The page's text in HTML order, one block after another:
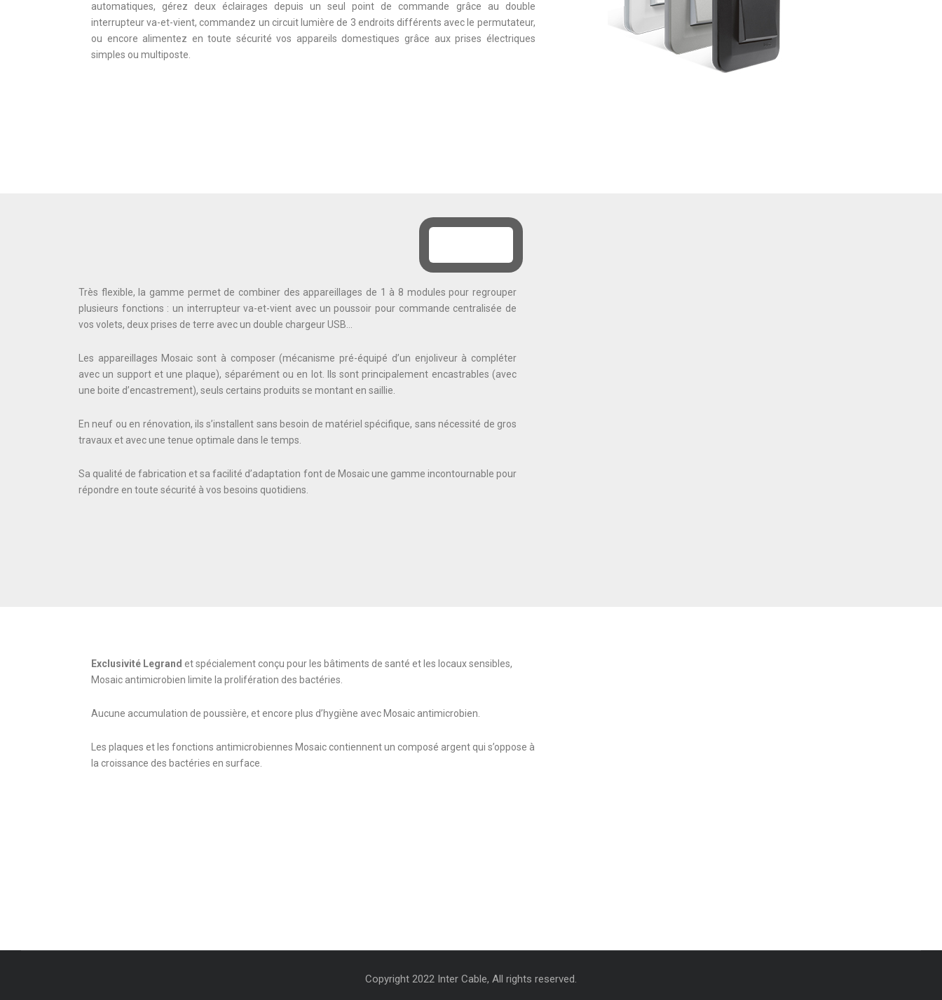
automatiques, gérez deux éclairages depuis un seul point de commande grâce au double
interrupteur va-et-vient, commandez un circuit lumière de 3 endroits différents avec le permutateur,
ou encore alimentez en toute sécurité vos appareils domestiques grâce aux prises électriques
simples ou multiposte.
Très flexible, la gamme permet de combiner des appareillages de 1 à 8 modules pour regrouper
plusieurs fonctions : un interrupteur va-et-vient avec un poussoir pour commande centralisée de
vos volets, deux prises de terre avec un double chargeur USB…
Les appareillages Mosaic sont à composer (mécanisme pré-équipé d’un enjoliveur à compléter
avec un support et une plaque), séparément ou en lot. Ils sont principalement encastrables (avec
une boite d’encastrement), seuls certains produits se montant en saillie.
En neuf ou en rénovation, ils s’installent sans besoin de matériel spécifique, sans nécessité de gros
travaux et avec une tenue optimale dans le temps.
Sa qualité de fabrication et sa facilité d’adaptation font de Mosaic une gamme incontournable pour
répondre en toute sécurité à vos besoins quotidiens.
Exclusivité Legrand et spécialement conçu pour les bâtiments de santé et les locaux sensibles,
Mosaic antimicrobien limite la prolifération des bactéries.
Aucune accumulation de poussière, et encore plus d’hygiène avec Mosaic antimicrobien.
Les plaques et les fonctions antimicrobiennes Mosaic contiennent un composé argent qui s’oppose à
la croissance des bactéries en surface.
Copyright 2022 Inter Cable, All rights reserved.